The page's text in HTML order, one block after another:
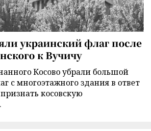
украинский флаг после
к Вучичу
Косово убрали большой
с многоэтажного здания в ответ
косовскую